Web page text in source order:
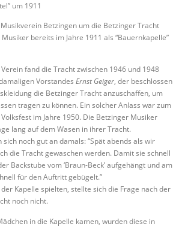
um 1911
Betzingen um die Betzinger Tracht
bereits im Jahre 1911 als “Bauernkapelle”
fand die Tracht zwischen 1946 und 1948
Vorstandes Ernst Geiger, der beschlossen
die Betzinger Tracht anzuschaffen, um
tragen zu können. Ein solcher Anlass war zum
im Jahre 1950. Die Betzinger Musiker
lang auf dem Wasen in ihrer Tracht.
noch gut an damals: “Spät abends als wir
die Tracht gewaschen werden. Damit sie schnell
Backstube vom ‘Braun-Beck’ aufgehängt und am
für den Auftritt gebügelt.”
Kapelle spielten, stellte sich die Frage nach der
noch nicht.
in die Kapelle kamen, wurden diese in